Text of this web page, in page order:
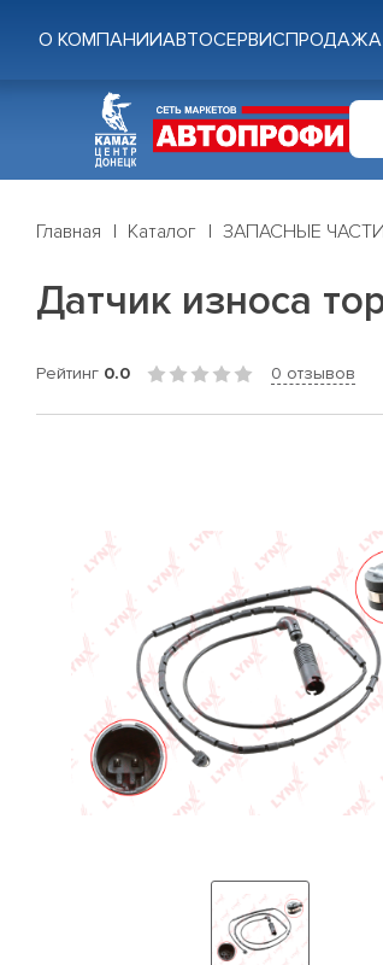
О КОМПАНИИАВТОСЕРВИСПРОДАЖА
Главная Каталог ЗАПАСНЫЕ ЧАСТИ
Датчик износа
Рейтинг 0.0 0 отзывов